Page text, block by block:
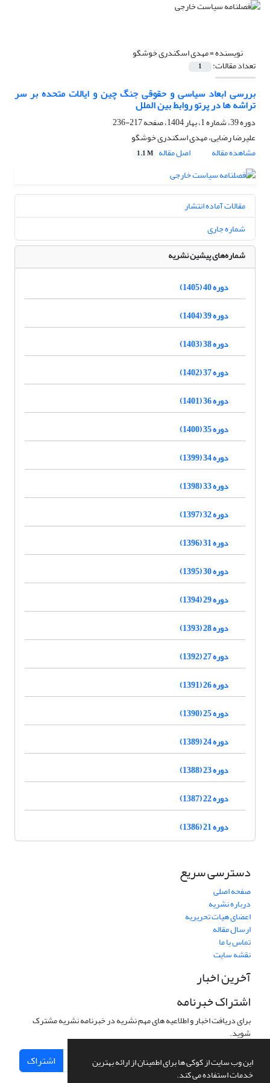
این وب سایت از کوکی ها برای اطمینان از ارائه بهترین
خدمات استفاده می کند.
نویسنده =مهدی اسکندری خوشگو
تعداد مقالات: 1
بررسی ابعاد سیاسی و حقوقی جنگ چین و ایالات متحده بر سر
تراشه ها در پرتو روابط بین الملل
دوره 39، شماره 1، بهار 1404، صفحه
217-236
علیرضا رضایی، مهدی اسکندری خوشگو
مشاهده مقاله
اصل مقاله 1.1 M
مقالات آماده انتشار
شماره جاری
شماره‌های پیشین نشریه
دوره 40 (1405)
دوره 39 (1404)
دوره 38 (1403)
دوره 37 (1402)
دوره 36 (1401)
دوره 35 (1400)
دوره 34 (1399)
دوره 33 (1398)
دوره 32 (1397)
دوره 31 (1396)
دوره 30 (1395)
دوره 29 (1394)
دوره 28 (1393)
دوره 27 (1392)
دوره 26 (1391)
دوره 25 (1390)
دوره 24 (1389)
دوره 23 (1388)
دوره 22 (1387)
دوره 21 (1386)
دسترسی سریع
صفحه اصلی
درباره نشریه
اعضای هیات تحریریه
ارسال مقاله
تماس با ما
نقشه سایت
آخرین اخبار
اشتراک خبرنامه
برای دریافت اخبار و اطلاعیه های مهم نشریه در خبرنامه نشریه مشترک
شوید.
اشتراک